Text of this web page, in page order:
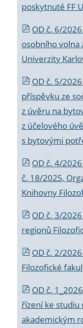
poskytnuté FF
OD č. 6/
osobního volna
Univerzity
OD č. 5/
příspěvku ze
z úvěru na
z účelového
s bytovými
OD č. 4/
č. 18/2025,
Knihovny
OD č. 3/
regionů
OD č. 2/
Filozofické
OD č.
řízení ke studiu
akademickým